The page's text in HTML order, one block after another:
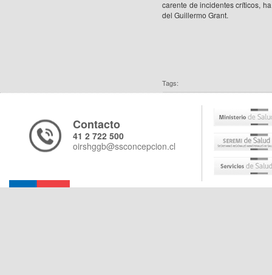
carente de incidentes críticos,
del Guillermo Grant.
Tags:
Contacto
41 2 722 500
oirshggb@ssconcepcion.cl